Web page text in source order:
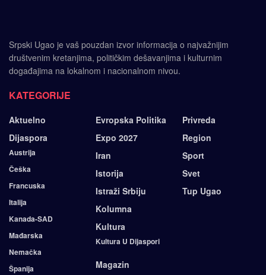
Srpski Ugao je vaš pouzdan izvor informacija o najvažnijim
društvenim kretanjima, političkim dešavanjima i kulturnim
događajima na lokalnom i nacionalnom nivou.
KATEGORIJE
Aktuelno
Dijaspora
Austrija
Češka
Francuska
Italija
Kanada-SAD
Mađarska
Nemačka
Španija
Evropska Politika
Expo 2027
Iran
Istorija
Istraži Srbiju
Kolumna
Kultura
Kultura U Dijaspori
Magazin
Privreda
Region
Sport
Svet
Tup Ugao